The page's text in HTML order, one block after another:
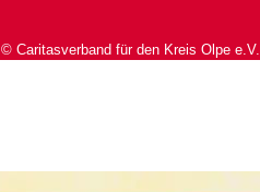
© Caritasverband für den Kreis Olpe e.V.